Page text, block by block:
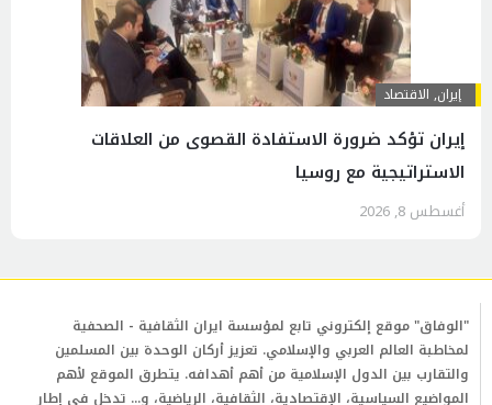
إيران, الاقتصاد
إيران تؤكد ضرورة الاستفادة القصوى من العلاقات
الاستراتيجية مع روسيا
أغسطس 8, 2026
"الوفاق" موقع إلكتروني تابع لمؤسسة ايران الثقافية - الصحفية
لمخاطبة العالم العربي والإسلامي. تعزيز أركان الوحدة بين المسلمين
والتقارب بين الدول الإسلامية من أهم أهدافه. يتطرق الموقع لأهم
المواضيع السياسية، الإقتصادية، الثقافية، الرياضية، و... تدخل في إطار